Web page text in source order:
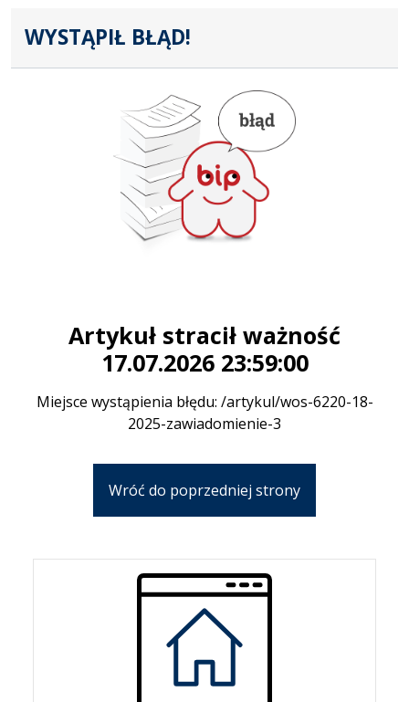
WYSTĄPIŁ BŁĄD!
Artykuł stracił ważność
17.07.2026 23:59:00
Miejsce wystąpienia błędu: /artykul/wos-6220-18-
2025-zawiadomienie-3
Wróć do poprzedniej strony